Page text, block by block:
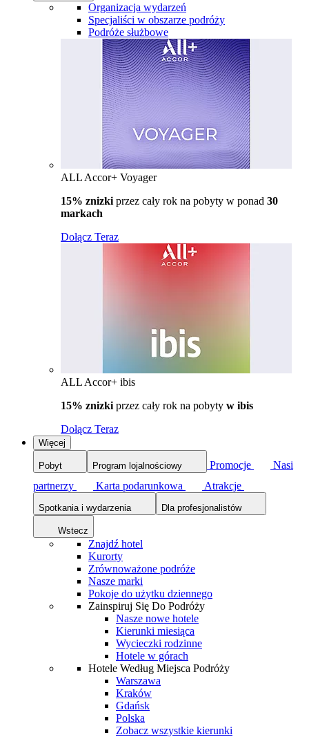
Organizacja wydarzeń
Specjaliści w obszarze podróży
Podróże służbowe
ALL Accor+ Voyager
15% znizki przez cały rok na pobyty w ponad 30
markach
Dołącz Teraz
ALL Accor+ ibis
15% znizki przez cały rok na pobyty w ibis
Dołącz Teraz
Więcej
Pobyt Program lojalnościowy Promocje
Nasi
partnerzy
Karta podarunkowa Atrakcje
Spotkania i wydarzenia Dla profesjonalistów
Wstecz
Znajdź hotel
Kurorty
Zrównoważone podróże
Nasze marki
Pokoje do użytku dziennego
Zainspiruj Się Do Podróży
Nasze nowe hotele
Kierunki miesiąca
Wycieczki rodzinne
Hotele w górach
Hotele Według Miejsca Podróży
Warszawa
Kraków
Gdańsk
Polska
Zobacz wszystkie kierunki